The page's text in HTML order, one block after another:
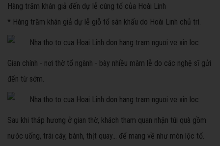
Hàng trăm khán giả đến dự lễ cúng tổ của Hoài Linh
* Hàng trăm khán giả dự lễ giỗ tổ sân khấu do Hoài Linh chủ trì.
Gian chính - nơi thờ tổ ngành - bày nhiều mâm lễ do các nghệ sĩ gửi
đến từ sớm.
Sau khi thắp hương ở gian thờ, khách tham quan nhận túi quà gồm
nước uống, trái cây, bánh, thịt quay... để mang về như món lộc tổ.